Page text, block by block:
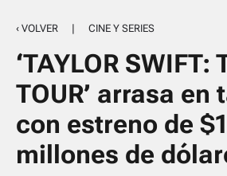
‹ VOLVER | CINE Y SERIES
‘TAYLOR SWIFT:
TOUR’ arrasa en
con estreno de
millones de